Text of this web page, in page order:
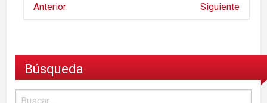
Anterior Siguiente
Búsqueda